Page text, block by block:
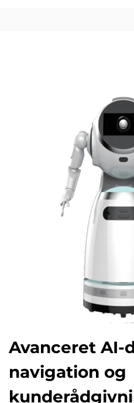
Avanceret AI-
navigation og